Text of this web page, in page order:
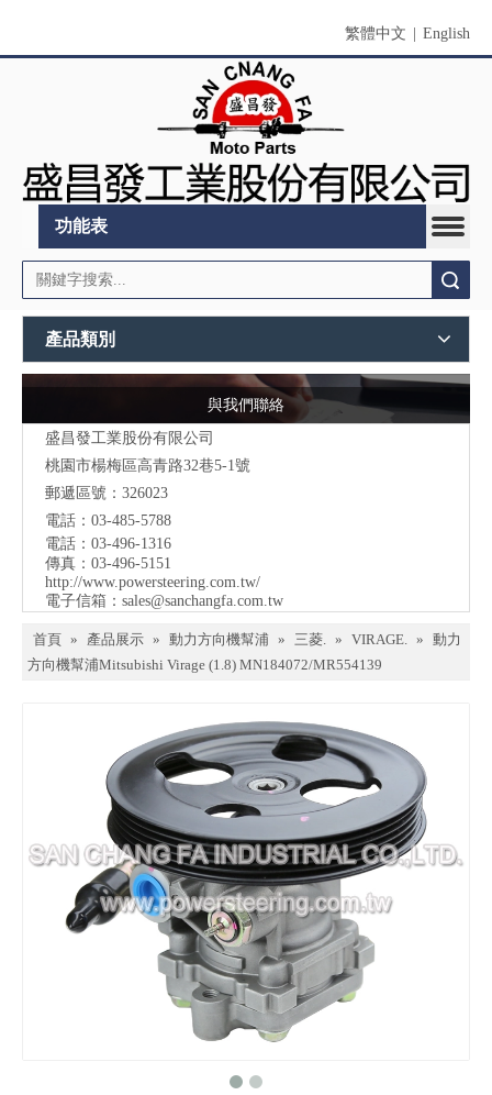
繁體中文 English
功能表
產品類別
與我們聯絡
盛昌發工業股份有限公司
桃園市楊梅區高青路32巷5-1號
郵遞區號：326023
電話：03-485-5788
電話：03-496-1316
傳真：03-496-5151
http://www.powersteering.com.tw/
電子信箱： sales@sanchangfa.com.tw
首頁 » 產品展示 » 動力方向機幫浦 » 三菱. » VIRAGE. » 動力
方向機幫浦Mitsubishi Virage (1.8) MN184072/MR554139